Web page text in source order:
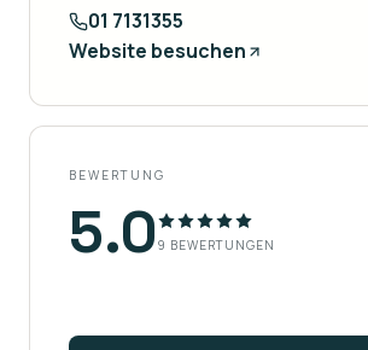
01 7131355
Website besuchen
BEWERTUNG
5.0 9 BEWERTUNGEN